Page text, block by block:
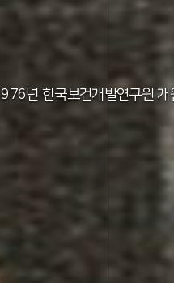
1971년 가족계획연구원
년 한국보건개발연구원 개
국인구보건연구원 신청사 준
국보건사회연구원 서울 청사
보건사회연구원 설립 40주년
국보건사회연구원 세종 청사